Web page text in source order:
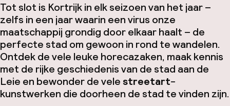
Tot slot is Kortrijk in elk seizoen van het jaar –
zelfs in een jaar waarin een virus onze
maatschappij grondig door elkaar haalt – de
perfecte stad om gewoon in rond te wandelen.
Ontdek de vele leuke horecazaken, maak kennis
met de rijke geschiedenis van de stad aan de
Leie en bewonder de velestreetart-
kunstwerken die doorheen de stad te vinden zijn.